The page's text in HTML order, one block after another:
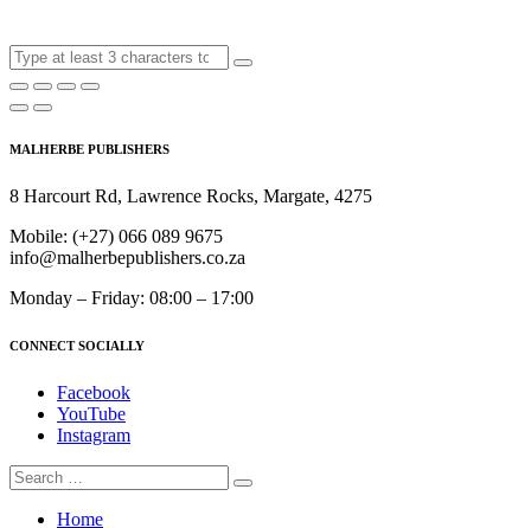
MALHERBE PUBLISHERS
8 Harcourt Rd, Lawrence Rocks, Margate, 4275
Mobile: (+27) 066 089 9675
info@malherbepublishers.co.za
Monday – Friday: 08:00 – 17:00
CONNECT SOCIALLY
Facebook
YouTube
Instagram
Home